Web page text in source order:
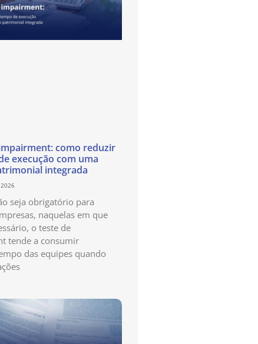
como reduzir
execução com uma
integrada
seja obrigatório para
naquelas em que
o teste de
tende a consumir
das equipes quando